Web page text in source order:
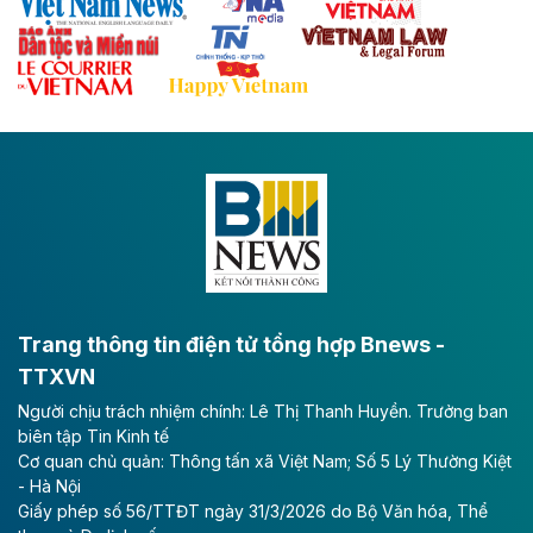
Theo baodautu.vn
Đề xuất đầu tư 11.500 tỷ đồng xây dựng cao
tốc CT.11 qua Ninh Bình
Đông A dài khoảng 25,1 km được kỳ vọng sẽ tạo động
lực phát triển kinh tế - xã hội khu vực phía Nam đồng
Long Thành
Tổng công ty Cảng hàng không Việt Nam - CTCP
(ACV) vừa lập kỷ lục mới về lợi nhuận trong quý
II/2026.
Theo baodautu.vn
Vinaconex lập đỉnh doanh thu
Trang thông tin điện tử tổng hợp Bnews -
TTXVN
Người chịu trách nhiệm chính: Lê Thị Thanh Huyền. Trưởng ban
biên tập Tin Kinh tế
Cơ quan chủ quản: Thông tấn xã Việt Nam; Số 5 Lý Thường Kiệt
- Hà Nội
Giấy phép số 56/TTĐT ngày 31/3/2026 do Bộ Văn hóa, Thể